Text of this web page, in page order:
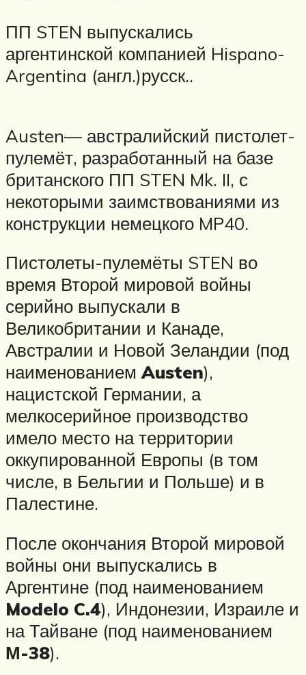
ПП STEN выпускались
аргентинской компанией Hispano-
Argentina (англ.)русск..
Austen— австралийский пистолет-
пулемёт, разработанный на базе
британского ПП STEN Mk. II, с
некоторыми заимствованиями из
конструкции немецкого MP40.
Пистолеты-пулемёты STEN во
время Второй мировой войны
серийно выпускали в
Великобритании и Канаде,
Австралии и Новой Зеландии (под
наименованиемAusten),
нацистской Германии, а
мелкосерийное производство
имело место на территории
оккупированной Европы (в том
числе, в Бельгии и Польше) и в
Палестине.
После окончания Второй мировой
войны они выпускались в
Аргентине (под наименованием
Modelo C.4), Индонезии, Израиле и
на Тайване (под наименованием
М-38).